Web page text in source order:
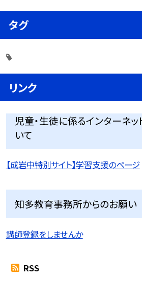
タグ
リンク
児童・生徒に係るインターネ
いて
【成岩中特別サイト】学習支援のページ
知多教育事務所からのお願い
講師登録をしませんか
RSS